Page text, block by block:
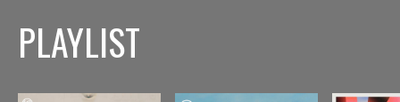
PLAYLIST